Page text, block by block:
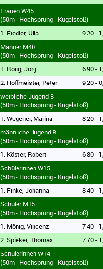
Frauen W45
(50m - Hochsprung - Kugelstoß)
1. Fiedler, Ulla
9,20 -
Männer M40
(50m - Hochsprung - Kugelstoß)
1. Rörig, Jörg
6,90 -
2. Hoffmeister, Peter
9,20 -
weibliche Jugend B
(50m - Hochsprung - Kugelstoß)
1. Wegener, Marina
8,20 -
männliche Jugend B
(50m - Hochsprung - Kugelstoß)
1. Köster, Robert
6,80 -
Schülerinnen W15
(50m - Hochsprung - Kugelstoß)
1. Finke, Johanna
8,40 -
Schüler M15
(50m - Hochsprung - Kugelstoß)
1. Mönig, Vincenz
7,40 -
2. Spieker, Thomas
7,70 -
Schülerinnen W14
(50m - Hochsprung - Kugelstoß)